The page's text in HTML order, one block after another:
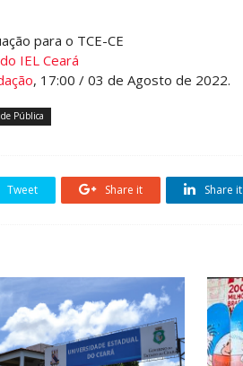
para o TCE-CE
IEL Ceará
, 17:00 / 03 de Agosto de 2022.
Pública
Tweet Share it Share it